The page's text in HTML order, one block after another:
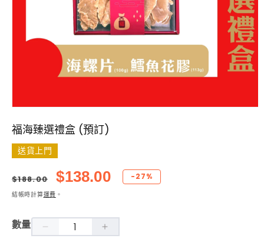
互
動
視
窗
開
啟
體
福海臻選禮盒 (預訂)
送貨上門
定
價
$188.00
售
價
$138.00 -27%
結帳時計算運費 。
數量
福
福